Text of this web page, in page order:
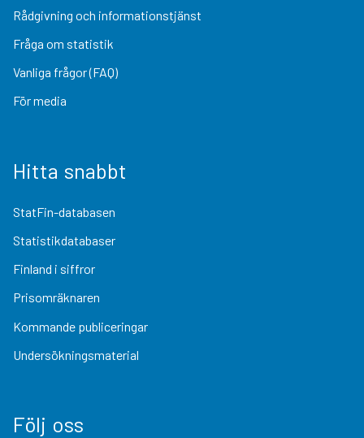
Rådgivning och informationstjänst
Fråga om statistik
Vanliga frågor (FAQ)
För media
Hitta snabbt
StatFin-databasen
Statistikdatabaser
Finland i siffror
Prisomräknaren
Kommande publiceringar
Undersökningsmaterial
Följ oss